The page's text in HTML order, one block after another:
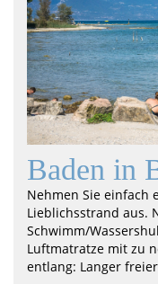
Baden in
Nehmen Sie einfach
Lieblichsstrand aus.
Schwimm/
Luftmatratze mit zu
entlang: Langer